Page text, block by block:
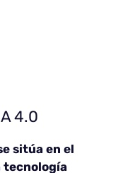
4.0
sitúa en el
tecnología